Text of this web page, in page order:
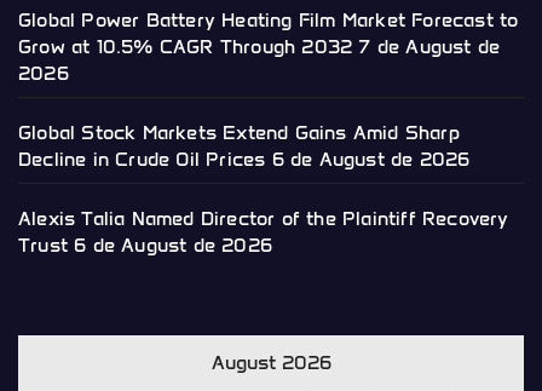
Global Power Battery Heating Film Market Forecast to
Grow at 10.5% CAGR Through 2032 7 de August de
2026
Global Stock Markets Extend Gains Amid Sharp
Decline in Crude Oil Prices 6 de August de 2026
Alexis Talia Named Director of the Plaintiff Recovery
Trust 6 de August de 2026
August 2026